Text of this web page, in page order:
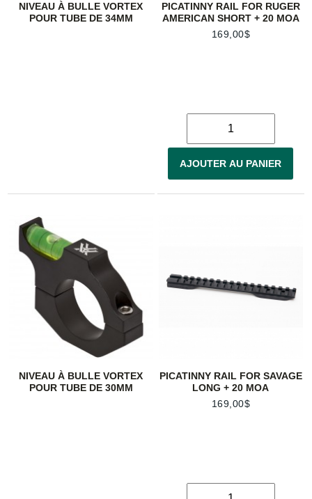
NIVEAU À BULLE VORTEX
POUR TUBE DE 34MM
PICATINNY RAIL FOR RUGER
AMERICAN SHORT + 20 MOA
169,00$
AJOUTER AU PANIER
NIVEAU À BULLE VORTEX
POUR TUBE DE 30MM
PICATINNY RAIL FOR SAVAGE
LONG + 20 MOA
169,00$